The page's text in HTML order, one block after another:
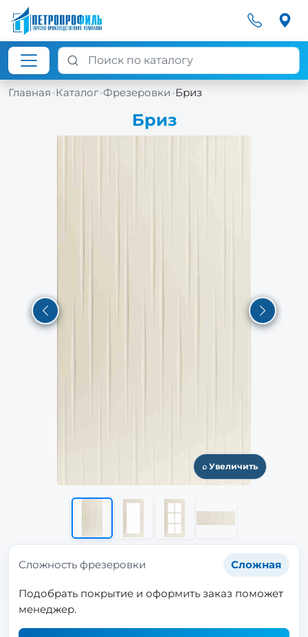
Главная→Каталог→Фрезеровки→Бриз
Бриз
⌕ Увеличить
Previous Next
Сложность фрезеровки Сложная
Подобрать покрытие и оформить заказ поможет
менеджер.